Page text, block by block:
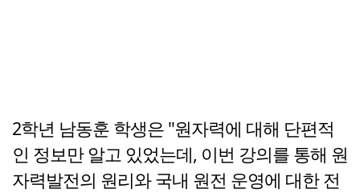
2학년 남동훈 학생은 "원자력에 대해 단편적
인 정보만 알고 있었는데, 이번 강의를 통해 원
자력발전의 원리와 국내 원전 운영에 대한 전